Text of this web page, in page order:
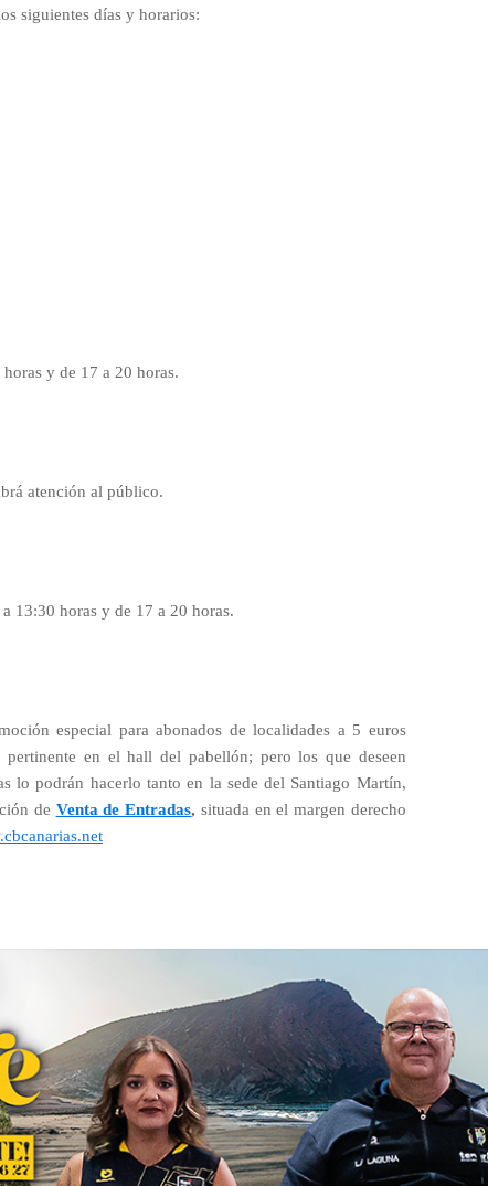
siguientes días y horarios:
y de 17 a 20 horas.
atención al público.
13:30 horas y de 17 a 20 horas.
especial para abonados de localidades a 5 euros
pertinente en el hall del pabellón; pero los que deseen
lo podrán hacerlo tanto en la sede del Santiago Martín,
de Venta de Entradas, situada en el margen derecho